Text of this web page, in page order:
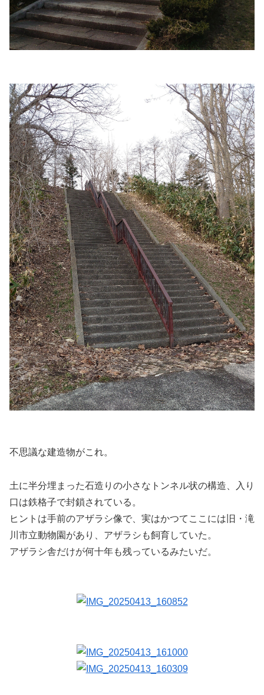
不思議な建造物がこれ。
土に半分埋まった石造りの小さなトンネル状の構造、入り
口は鉄格子で封鎖されている。
ヒントは手前のアザラシ像で、実はかつてここには旧・滝
川市立動物園があり、アザラシも飼育していた。
アザラシ舎だけが何十年も残っているみたいだ。